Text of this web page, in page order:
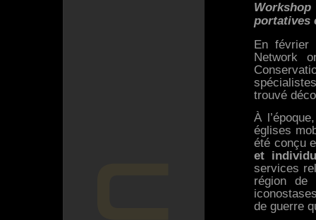
portatives
En février
Network
trouvé
À
églises
été conçu
et
services
région de
de guerre